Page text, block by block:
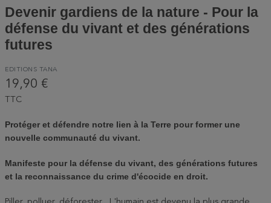
Devenir gardiens de la nature - Pour la
défense du vivant et des générations
futures
EDITIONS TANA
19,90 €
TTC
Protéger et défendre notre lien à la Terre pour former une
nouvelle communauté du vivant.
Manifeste pour la défense du vivant, des générations futures
et la reconnaissance du crime d'écocide en droit.